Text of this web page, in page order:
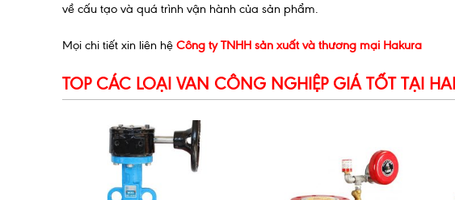
về cấu tạo và quá trình vận hành của sản phẩm.
Mọi chi tiết xin liên hệ Công ty TNHH sản xuất và thương mại Hakura
TOP CÁC LOẠI VAN CÔNG NGHIỆP GIÁ TỐT TẠI